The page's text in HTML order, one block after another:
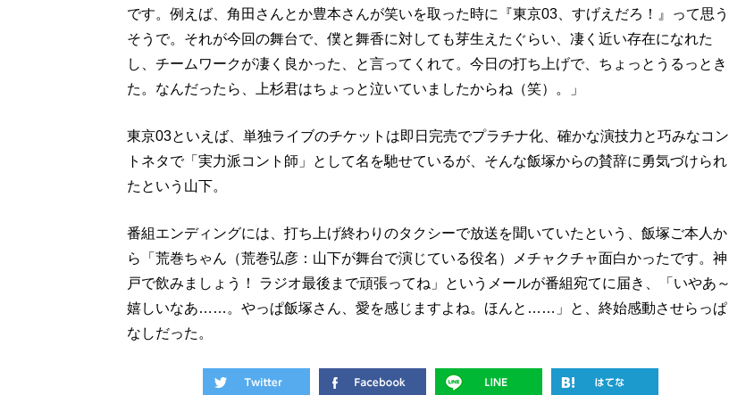
です。例えば、角田さんとか豊本さんが笑いを取った時に『東京03、すげえだろ！』って思う
そうで。それが今回の舞台で、僕と舞香に対しても芽生えたぐらい、凄く近い存在になれた
し、チームワークが凄く良かった、と言ってくれて。今日の打ち上げで、ちょっとうるっとき
た。なんだったら、上杉君はちょっと泣いていましたからね（笑）。」
東京03といえば、単独ライブのチケットは即日完売でプラチナ化、確かな演技力と巧みなコン
トネタで「実力派コント師」として名を馳せているが、そんな飯塚からの賛辞に勇気づけられ
たという山下。
番組エンディングには、打ち上げ終わりのタクシーで放送を聞いていたという、飯塚ご本人か
ら「荒巻ちゃん（荒巻弘彦：山下が舞台で演じている役名）メチャクチャ面白かったです。神
戸で飲みましょう！ ラジオ最後まで頑張ってね」というメールが番組宛てに届き、「いやあ～
嬉しいなあ……。やっぱ飯塚さん、愛を感じますよね。ほんと……」と、終始感動させらっぱ
なしだった。